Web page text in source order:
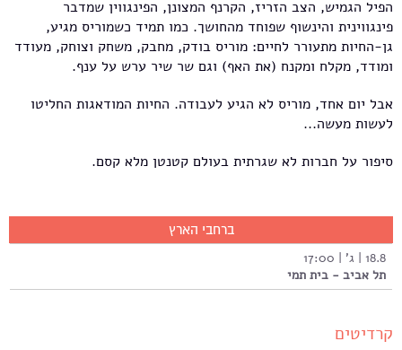
הפיל הגמיש, הצב הזריז, הקרנף המצונן, הפינגווין שמדבר
פינגווינית והינשוף שפוחד מהחושך. כמו תמיד כשמוריס מגיע,
גן-החיות מתעורר לחיים: מוריס בודק, מחבק, משחק וצוחק, מעודד
ומודד, מקלח ומקנח (את האף) וגם שר שיר ערש על ענף.
אבל יום אחד, מוריס לא הגיע לעבודה. החיות המודאגות החליטו
לעשות מעשה...
סיפור על חברות לא שגרתית בעולם קטנטן מלא קסם.
ברחבי הארץ
18.8 | ג' | 17:00
תל אביב - בית תמי
קרדיטים